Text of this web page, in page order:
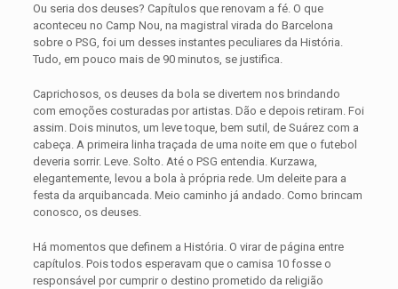
Ou seria dos deuses? Capítulos que renovam a fé. O que
aconteceu no Camp Nou, na magistral virada do Barcelona
sobre o PSG, foi um desses instantes peculiares da História.
Tudo, em pouco mais de 90 minutos, se justifica.
Caprichosos, os deuses da bola se divertem nos brindando
com emoções costuradas por artistas. Dão e depois retiram. Foi
assim. Dois minutos, um leve toque, bem sutil, de Suárez com a
cabeça. A primeira linha traçada de uma noite em que o futebol
deveria sorrir. Leve. Solto. Até o PSG entendia. Kurzawa,
elegantemente, levou a bola à própria rede. Um deleite para a
festa da arquibancada. Meio caminho já andado. Como brincam
conosco, os deuses.
Há momentos que definem a História. O virar de página entre
capítulos. Pois todos esperavam que o camisa 10 fosse o
responsável por cumprir o destino prometido da religião